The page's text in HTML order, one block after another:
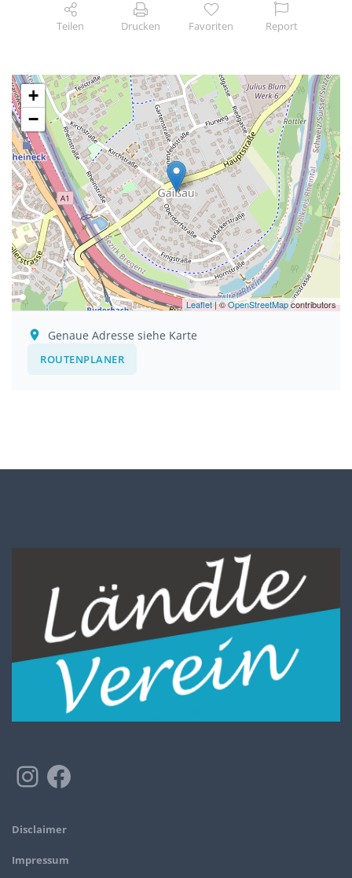
Teilen Drucken Favoriten Report
+
−
Leaflet| ©OpenStreetMapcontributors
Genaue Adresse siehe Karte
ROUTENPLANER
Disclaimer
Impressum